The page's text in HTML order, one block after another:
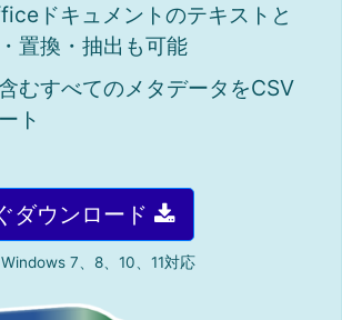
ドキュメントのテキストと
置換・抽出も可能
むすべてのメタデータをCSV
ト
ダウンロード
Windows 7、8、10、11対応